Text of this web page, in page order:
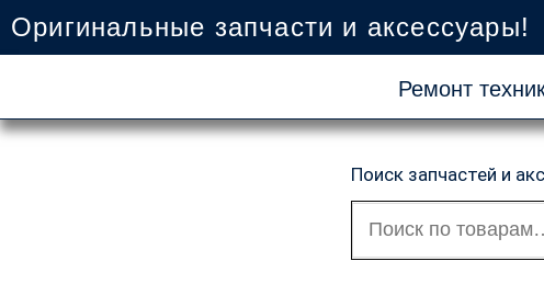
содержимому
Оригинальные запчасти и аксессуары!
Ремонт
Поиск запчастей и
Искать: